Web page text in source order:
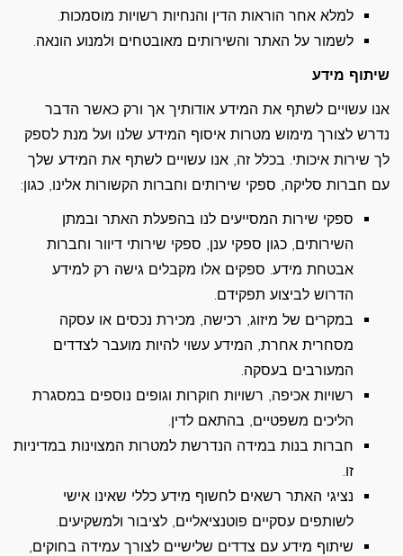
למלא אחר הוראות הדין והנחיות רשויות מוסמכות.
לשמור על האתר והשירותים מאובטחים ולמנוע הונאה.
שיתוף מידע
אנו עשויים לשתף את המידע אודותיך אך ורק כאשר הדבר
נדרש לצורך מימוש מטרות איסוף המידע שלנו ועל מנת לספק
לך שירות איכותי. בכלל זה, אנו עשויים לשתף את המידע שלך
עם חברות סליקה, ספקי שירותים וחברות הקשורות אלינו, כגון:
ספקי שירות המסייעים לנו בהפעלת האתר ובמתן
השירותים, כגון ספקי ענן, ספקי שירותי דיוור וחברות
אבטחת מידע. ספקים אלו מקבלים גישה רק למידע
הדרוש לביצוע תפקידם.
במקרים של מיזוג, רכישה, מכירת נכסים או עסקה
מסחרית אחרת, המידע עשוי להיות מועבר לצדדים
המעורבים בעסקה.
רשויות אכיפה, רשויות חוקרות וגופים נוספים במסגרת
הליכים משפטיים, בהתאם לדין.
חברות בנות במידה הנדרשת למטרות המצוינות במדיניות
זו.
נציגי האתר רשאים לחשוף מידע כללי שאינו אישי
לשותפים עסקיים פוטנציאליים, לציבור ולמשקיעים.
שיתוף מידע עם צדדים שלישיים לצורך עמידה בחוקים,